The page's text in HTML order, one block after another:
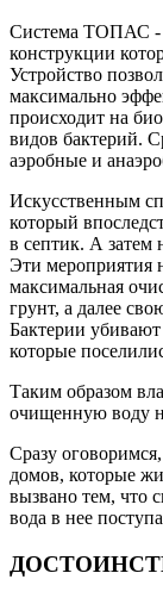
Система ТОПАС -
конструкции
Устройство
максимально
происходит на
видов бактерий.
аэробные и
Искусственным
который
в септик. А затем
Эти мероприятия
максимальная
грунт, а далее
Бактерии
которые
Таким образом
очищенную воду
Сразу
домов, которые
вызвано тем, что
вода в нее